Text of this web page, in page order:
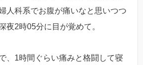
人科系でお腹が痛いなと思いつつ
夜2時05分に目が覚めて。
、1時間ぐらい痛みと格闘して寝